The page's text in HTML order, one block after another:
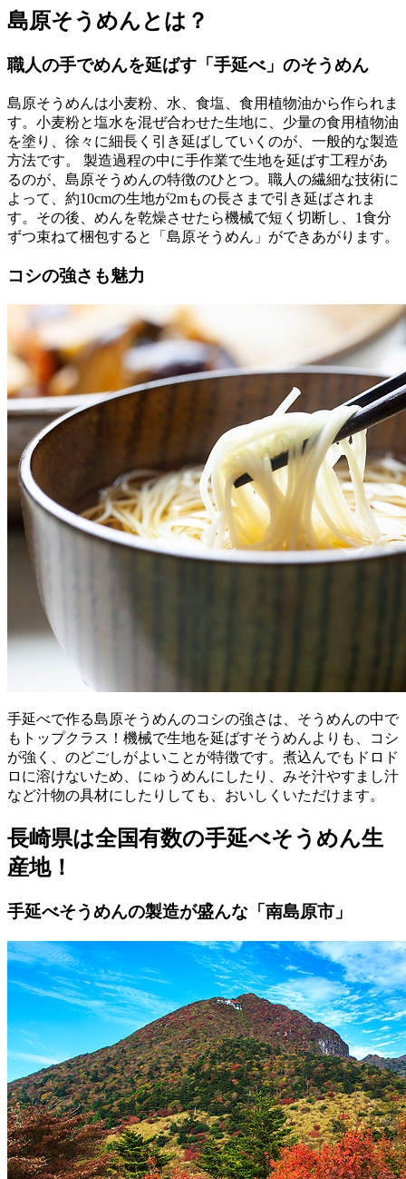
島原そうめんとは？
職人の手でめんを延ばす「手延べ」のそうめん
島原そうめんは小麦粉、水、食塩、食用植物油から作られま
す。小麦粉と塩水を混ぜ合わせた生地に、少量の食用植物油
を塗り、徐々に細長く引き延ばしていくのが、一般的な製造
方法です。 製造過程の中に手作業で生地を延ばす工程があ
るのが、島原そうめんの特徴のひとつ。職人の繊細な技術に
よって、約10cmの生地が2mもの長さまで引き延ばされま
す。その後、めんを乾燥させたら機械で短く切断し、1食分
ずつ束ねて梱包すると「島原そうめん」ができあがります。
コシの強さも魅力
手延べで作る島原そうめんのコシの強さは、そうめんの中で
もトップクラス！機械で生地を延ばすそうめんよりも、コシ
が強く、のどごしがよいことが特徴です。煮込んでもドロド
ロに溶けないため、にゅうめんにしたり、みそ汁やすまし汁
など汁物の具材にしたりしても、おいしくいただけます。
長崎県は全国有数の手延べそうめん生
産地！
手延べそうめんの製造が盛んな「南島原市」